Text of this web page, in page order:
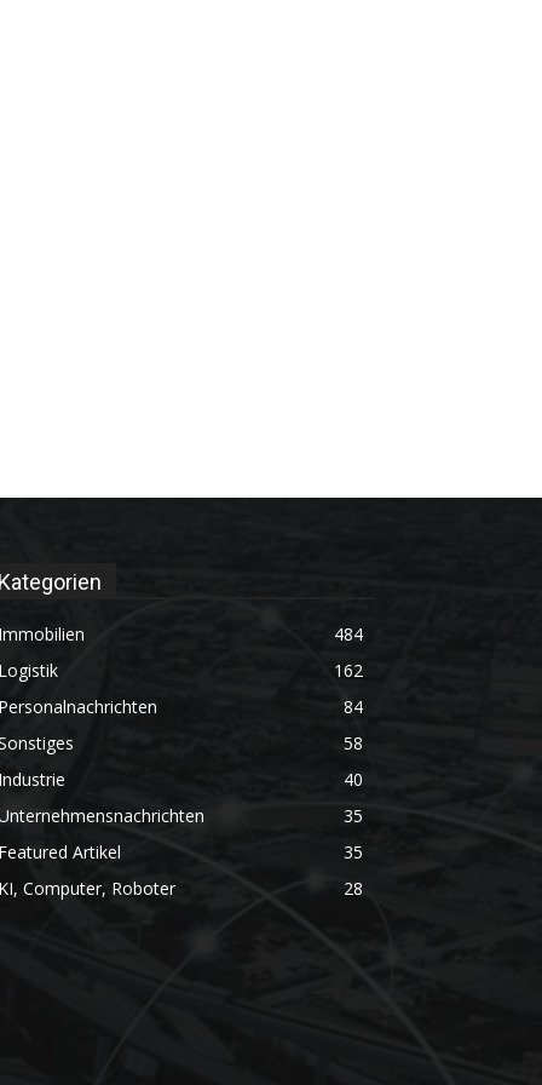
484
162
84
58
40
35
Artikel
35
Computer, Roboter
28